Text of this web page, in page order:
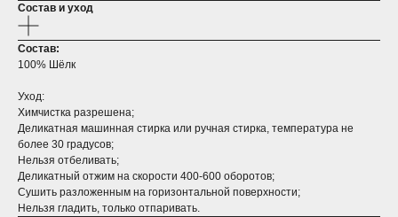
Состав и уход
Состав:
100% Шёлк
Уход:​
Химчистка разрешена;
Деликатная машинная стирка или ручная стирка, температура не
более 30 градусов;
Нельзя отбеливать;
Деликатный отжим на скорости 400-600 оборотов;
Сушить разложенным на горизонтальной поверхности;
Нельзя гладить, только отпаривать.